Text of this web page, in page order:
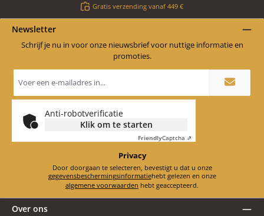
Gratis verzending vanaf 449 €
Newsletter
Schrijf je nu in voor onze nieuwsbrief voor nuttige informatie en
promoties.
mailadres
Anti-robotverificatie
Klik om te starten
FriendlyCaptcha ⇗
Privacy
Door doorgaan te selecteren, bevestigt u dat u onze
gegevensbeschermingsinformatie
hebt gelezen en onze
algemene voorwaarden hebt geaccepteerd.
Over ons